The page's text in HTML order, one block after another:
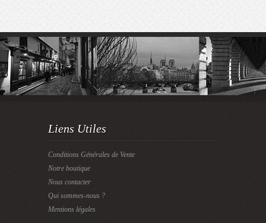
Liens Utiles
Conditions Générales de Vente
Notre boutique
Nous contacter
Qui sommes-nous ?
Mentions légales